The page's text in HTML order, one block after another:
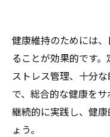
健康維持のためには
ることが効果的です
ストレス管理、十分
で、総合的な健康を
継続的に実践し、健
ょう。